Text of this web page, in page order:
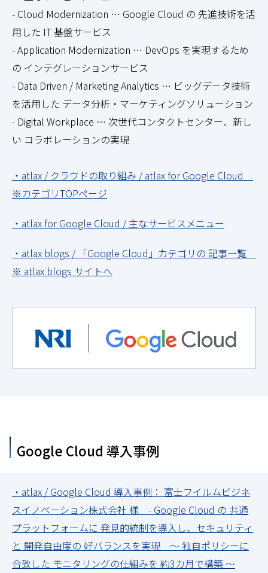
- Cloud Modernization … Google Cloud の 先進技術を活
用した IT 基盤サービス
- Application Modernization … DevOps を実現するため
の インテグレーションサービス
- Data Driven / Marketing Analytics … ビッグデータ技術
を活用した データ分析・マーケティングソリューション
- Digital Workplace … 次世代コンタクトセンター、新し
い コラボレーションの実現
・atlax / クラウドの取り組み / atlax for Google Cloud
※カテゴリTOPページ
・atlax for Google Cloud / 主なサービスメニュー
・atlax blogs / 「Google Cloud」カテゴリの 記事一覧
※ atlax blogs サイトへ
Google Cloud 導入事例
・atlax / Google Cloud 導入事例： 富士フイルムビジネ
スイノベーション株式会社 様 - Google Cloud の 共通
プラットフォームに 発見的統制を導入し、セキュリティ
と 開発自由度の 好バランスを実現 ～ 独自ポリシーに
合致した モニタリングの仕組みを 約3カ月で構築 ～